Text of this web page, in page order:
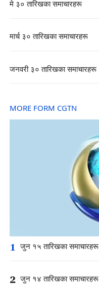
मे ३० तारिखका समाचारहरू
मार्च ३० तारिखका समाचारहरू
जनवरी ३० तारिखका समाचारहरू
MORE FORM CGTN
1 जुन १५ तारिखका समाचारहरू
2 जुन १४ तारिखका समाचारहरू